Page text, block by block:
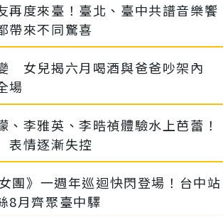
再度來臺！臺北、臺中共譜音樂饗
來不同驚喜
女兒揭六月喝酒與爸爸吵架內
場
、李雅英、李晧禎體驗水上芭蕾！
情逐漸失控
團》一週年巡迴快閃登場！台中站
月齊聚臺中驛